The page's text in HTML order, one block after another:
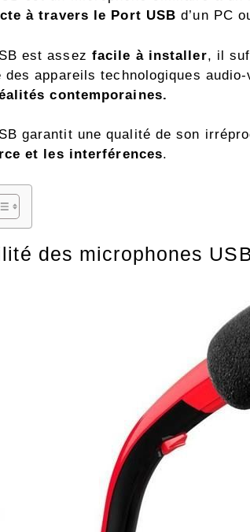
à travers le Port USB d’un PC
est assez facile à installer, il
appareils technologiques
contemporaines.
garantit une qualité de son
et les interférences.
des microphones